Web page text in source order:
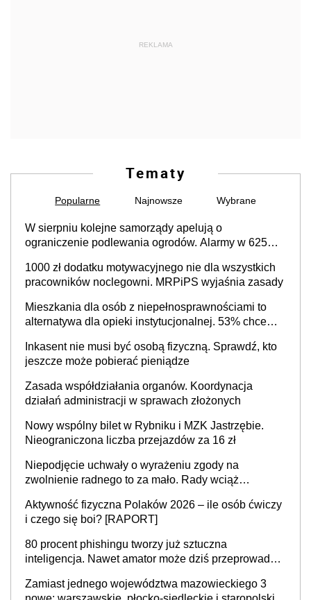
REKLAMA
Tematy
Popularne Najnowsze Wybrane
W sierpniu kolejne samorządy apelują o
ograniczenie podlewania ogrodów. Alarmy w 625
cały kraj
1000 zł dodatku motywacyjnego nie dla wszystkich
pracowników noclegowni. MRPiPS wyjaśnia zasady
Mieszkania dla osób z niepełnosprawnościami to
alternatywa dla opieki instytucjonalnej. 53% chce
Inkasent nie musi być osobą fizyczną. Sprawdź, kto
jeszcze może pobierać pieniądze
Zasada współdziałania organów. Koordynacja
działań administracji w sprawach złożonych
Nowy wspólny bilet w Rybniku i MZK Jastrzębie.
Nieograniczona liczba przejazdów za 16 zł
Niepodjęcie uchwały o wyrażeniu zgody na
zwolnienie radnego to za mało. Rady wciąż
sprawy
Aktywność fizyczna Polaków 2026 – ile osób ćwiczy
i czego się boi? [RAPORT]
80 procent phishingu tworzy już sztuczna
inteligencja. Nawet amator może dziś przeprowadzić
Zamiast jednego województwa mazowieckiego 3